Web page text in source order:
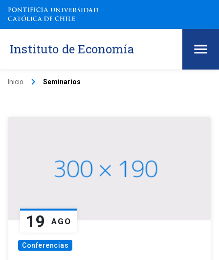
Instituto de Economía
Inicio keyboard_arrow_right Seminarios
19 AGO
Conferencias